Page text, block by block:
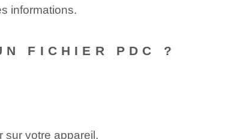
informations.
FICHIER PDC ?
sur votre appareil.